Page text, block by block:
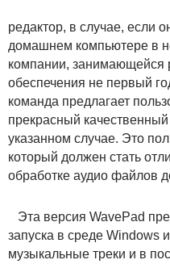
редактор, в случае, если
домашнем компьютере в
компании, занимающейся
обеспечения не первый
команда предлагает
прекрасный
указанном случае. Это
который должен стать
обработке аудио файлов
Эта версия WavePad
запуска в среде Windows
музыкальные треки и в